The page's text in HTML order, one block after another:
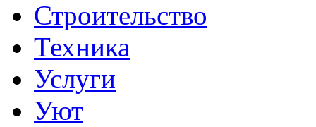
Строительство
Техника
Услуги
Уют